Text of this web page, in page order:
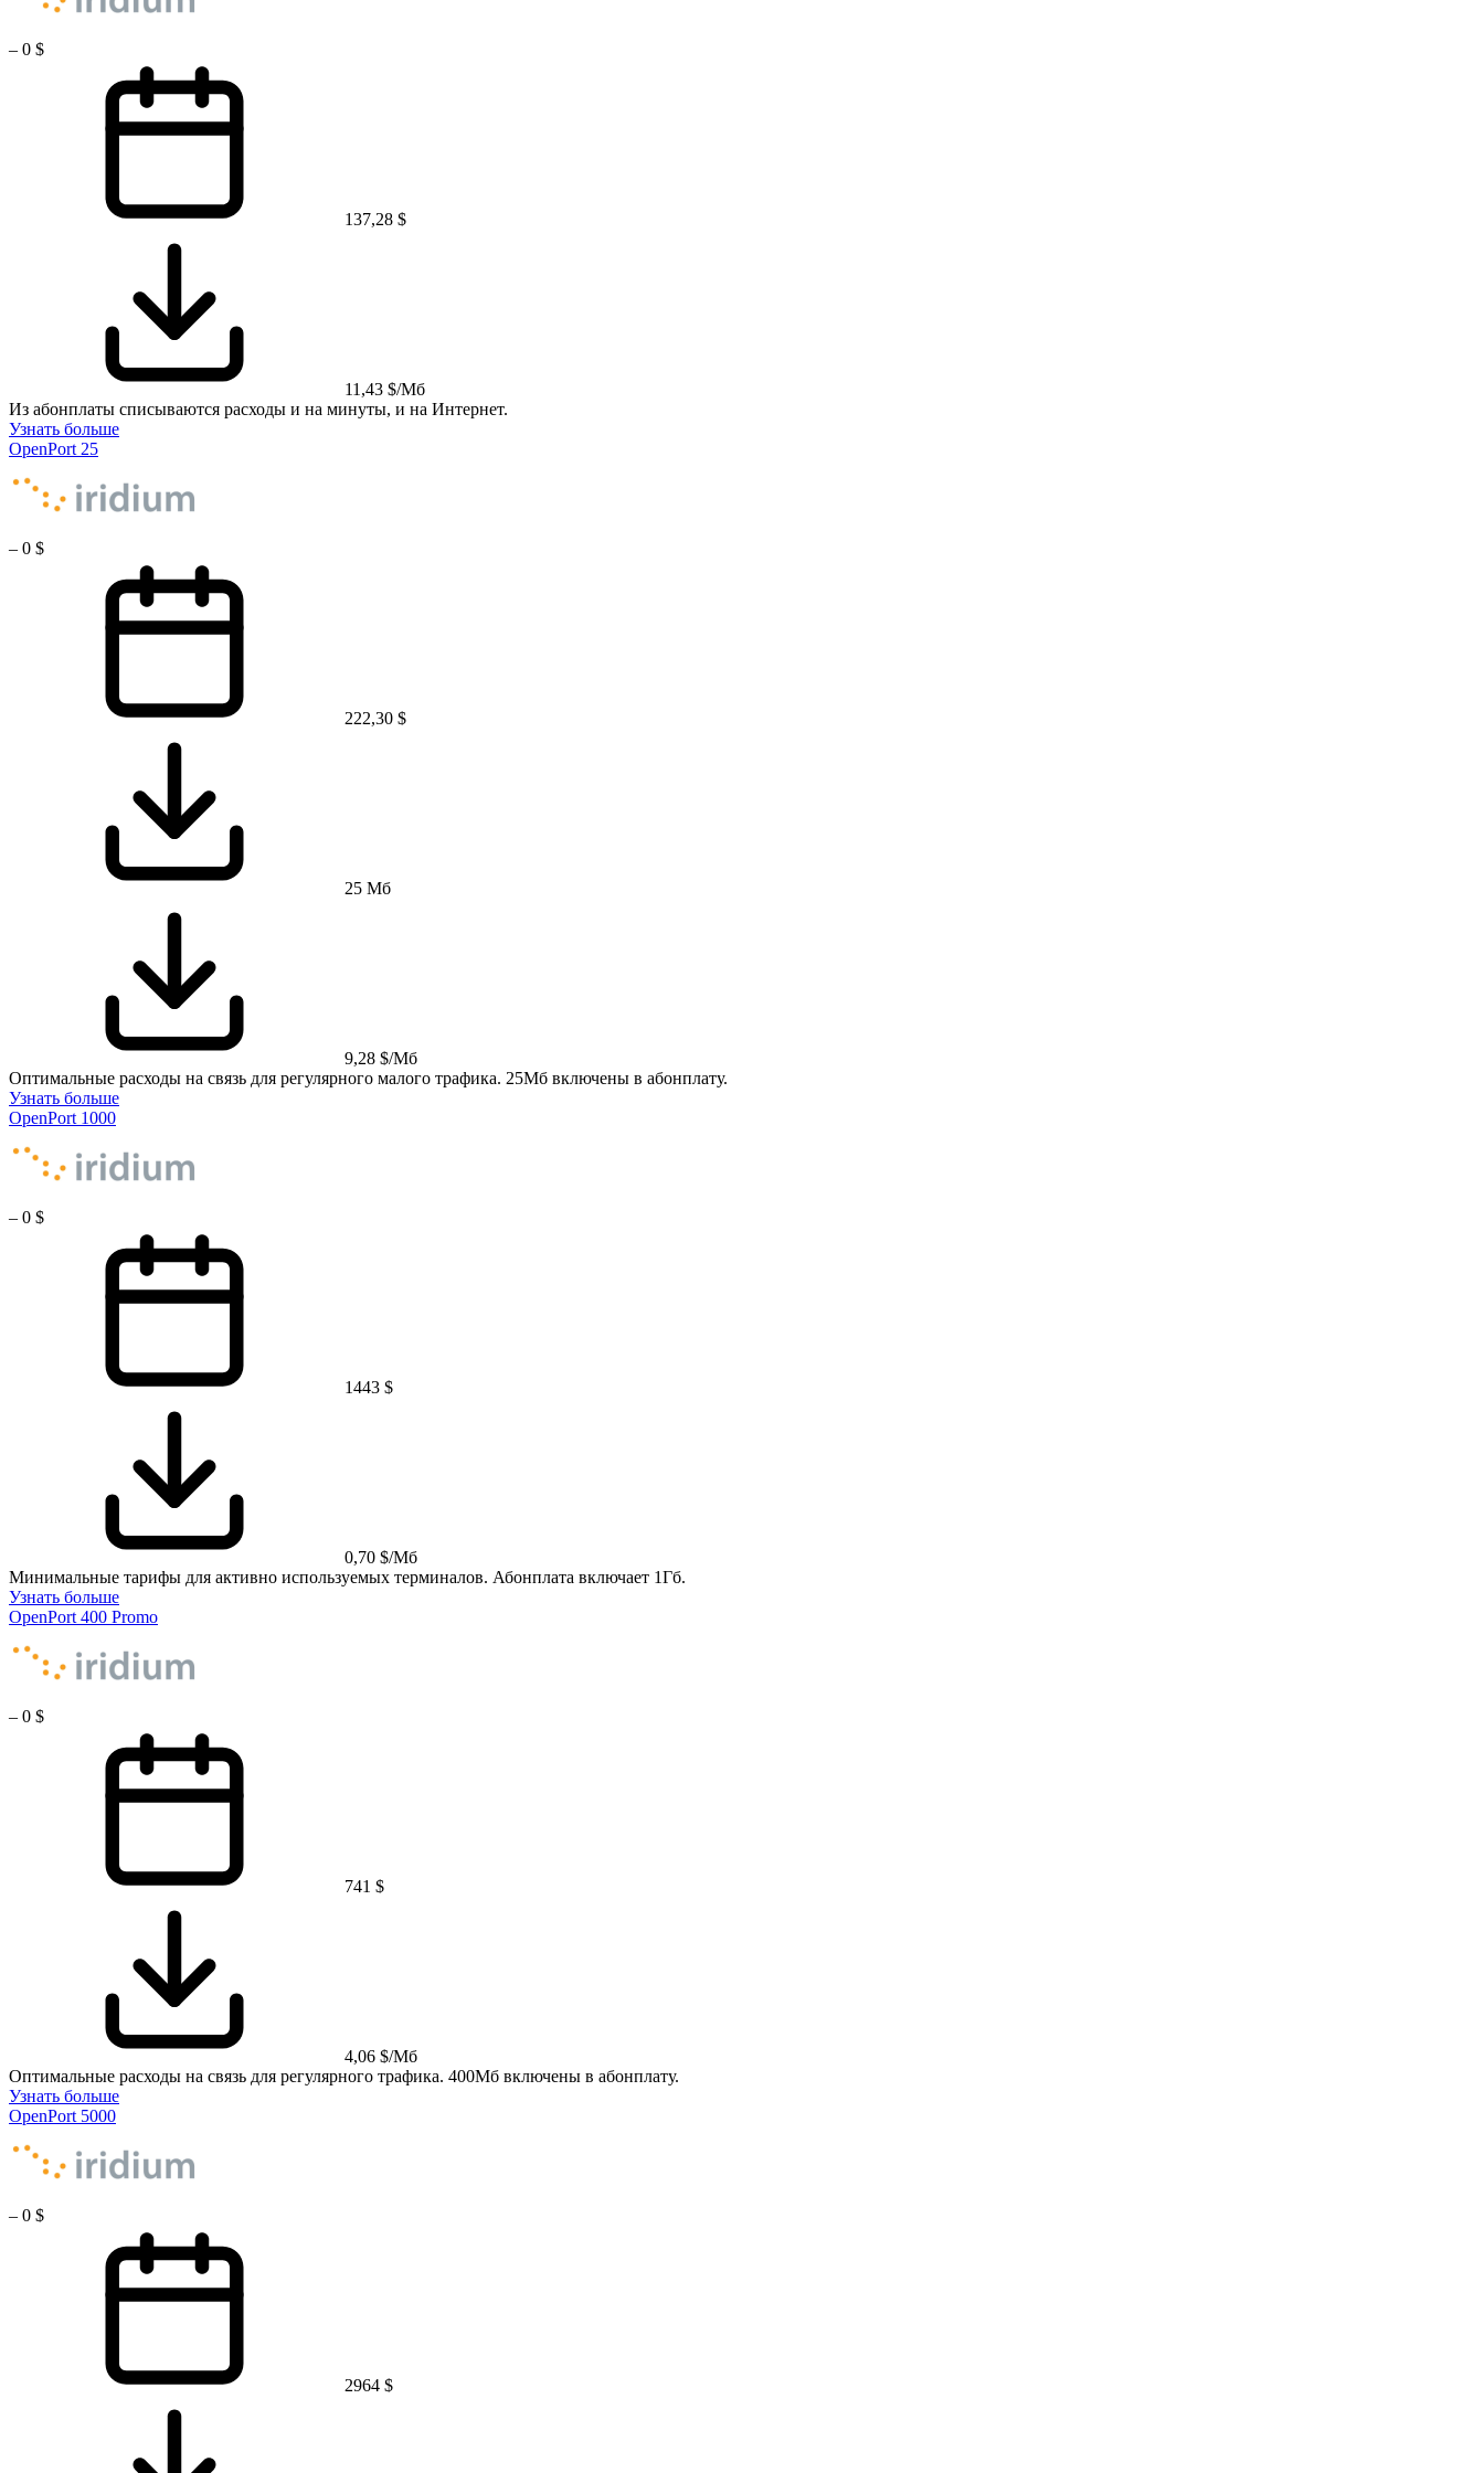
– 0 $
137,28 $
11,43 $/Мб
Из абонплаты списываются расходы и на минуты, и на Интернет.
Узнать больше
OpenPort 25
– 0 $
222,30 $
25 Мб
9,28 $/Мб
Оптимальные расходы на связь для регулярного малого трафика. 25Мб включены в абонплату.
Узнать больше
OpenPort 1000
– 0 $
1443 $
0,70 $/Мб
Минимальные тарифы для активно используемых терминалов. Абонплата включает 1Гб.
Узнать больше
OpenPort 400 Promo
– 0 $
741 $
4,06 $/Мб
Оптимальные расходы на связь для регулярного трафика. 400Мб включены в абонплату.
Узнать больше
OpenPort 5000
– 0 $
2964 $